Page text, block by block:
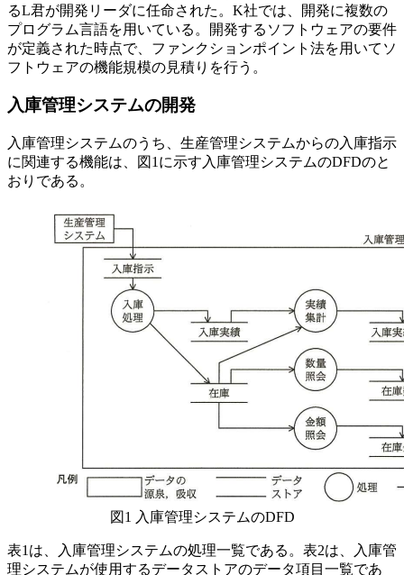
るL君が開発リーダに任命された。K社では、開発に複数の
プログラム言語を用いている。開発するソフトウェアの要件
が定義された時点で、ファンクションポイント法を用いてソ
フトウェアの機能規模の見積りを行う。
入庫管理システムの開発
入庫管理システムのうち、生産管理システムからの入庫指示
に関連する機能は、図1に示す入庫管理システムのDFDのと
おりである。
図1 入庫管理システムのDFD
表1は、入庫管理システムの処理一覧である。表2は、入庫管
理システムが使用するデータストアのデータ項目一覧であ